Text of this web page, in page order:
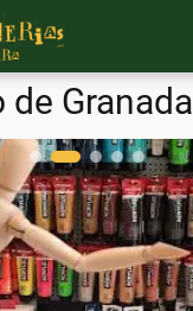
de Granada